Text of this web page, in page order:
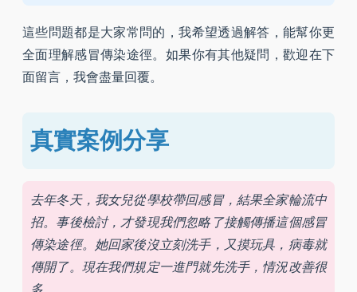
這些問題都是大家常問的，我希望透過解答，能幫你更
全面理解感冒傳染途徑。如果你有其他疑問，歡迎在下
面留言，我會盡量回覆。
真實案例分享
去年冬天，我女兒從學校帶回感冒，結果全家輪流中
招。事後檢討，才發現我們忽略了接觸傳播這個感冒
傳染途徑。她回家後沒立刻洗手，又摸玩具，病毒就
傳開了。現在我們規定一進門就先洗手，情況改善很
多。